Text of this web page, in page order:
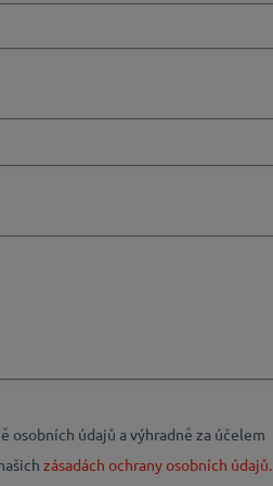
osobních údajů a výhradně za účelem
​​​​​​​zásadách ochrany osobních údajů​​​​​​​.